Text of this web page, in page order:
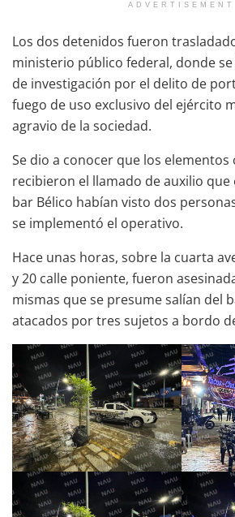
ADVERTISEMENT
Los dos detenidos fueron
ministerio público federal, donde
de investigación por el delito de
fuego de uso exclusivo del ejército
agravio de la sociedad.
Se dio a conocer que los elementos
recibieron el llamado de auxilio
bar Bélico habían visto dos
se implementó el operativo.
Hace unas horas, sobre la cuarta
y 20 calle poniente, fueron
mismas que se presume salían del
atacados por tres sujetos a bordo